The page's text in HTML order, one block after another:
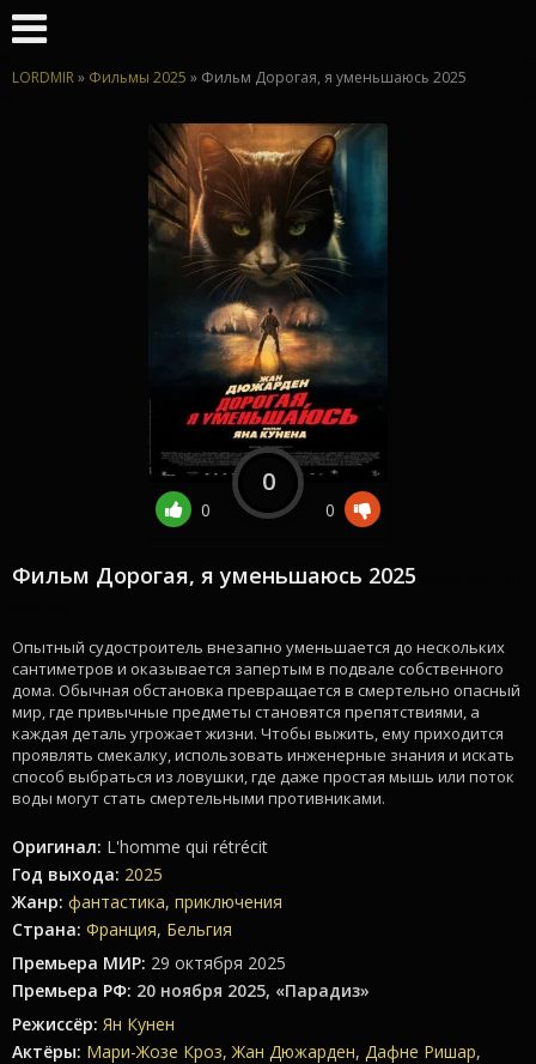
LORDMIR» Фильмы 2025 » Фильм Дорогая, я уменьшаюсь 2025
Фильм Дорогая, я уменьшаюсь 2025
Опытный судостроитель внезапно уменьшается до нескольких
сантиметров и оказывается запертым в подвале собственного
дома. Обычная обстановка превращается в смертельно опасный
мир, где привычные предметы становятся препятствиями, а
каждая деталь угрожает жизни. Чтобы выжить, ему приходится
проявлять смекалку, использовать инженерные знания и искать
способ выбраться из ловушки, где даже простая мышь или поток
воды могут стать смертельными противниками.
Оригинал: L'homme qui rétrécit
Год выхода: 2025
Жанр: фантастика, приключения
Страна: Франция, Бельгия
Премьера МИР: 29 октября 2025
Премьера РФ: 20 ноября 2025, «Парадиз»
Режиссёр: Ян Кунен
Актёры: Мари-Жозе Кроз,Жан Дюжарден, Дафне Ришар,
0
0
0